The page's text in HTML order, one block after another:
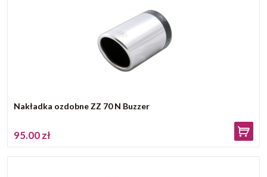
Nakładka ozdobne ZZ 70 N Buzzer
95.00 zł